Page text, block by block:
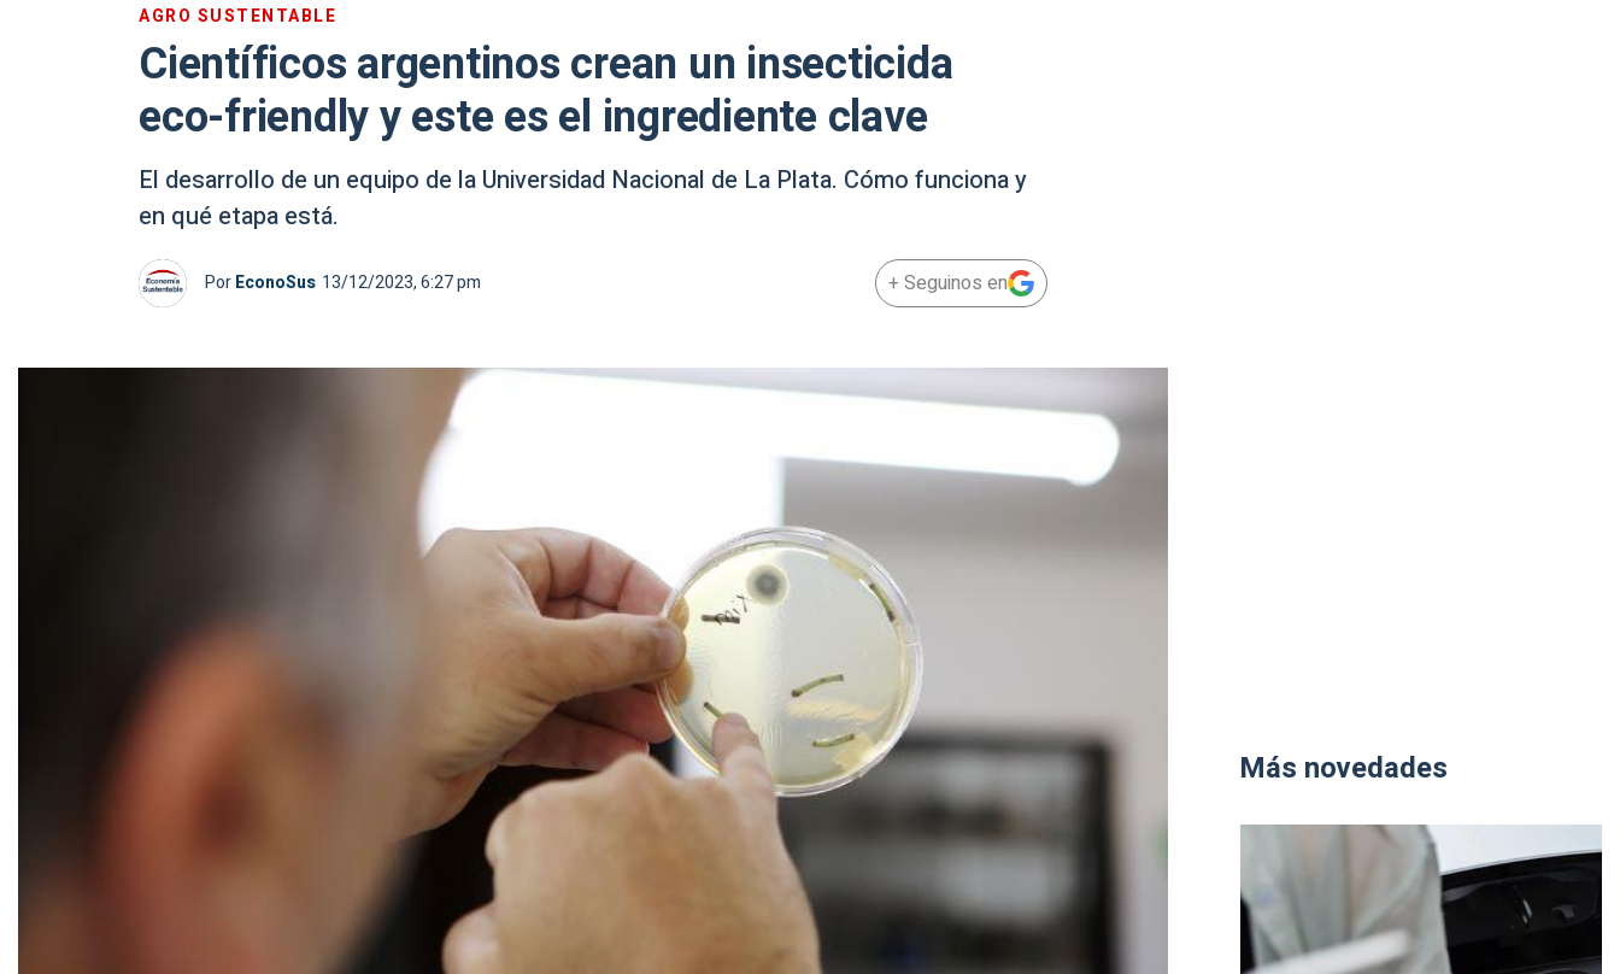
AGRO SUSTENTABLE
Científicos argentinos crean un insecticida
eco-friendly y este es el ingrediente clave
El desarrollo de un equipo de la Universidad Nacional de La Plata. Cómo funciona y
en qué etapa está.
PorEconoSus 13/12/2023, 6:27 pm + Seguinos en
Más novedades